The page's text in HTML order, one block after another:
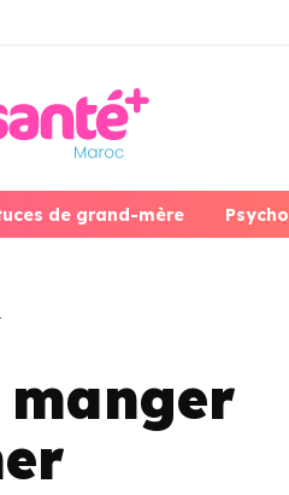
de grand-mère Psycho